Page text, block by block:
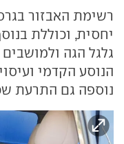
רשימת האבזור
יחסית, וכוללת
גלגל הגה
הנוסע הקדמי
נוספה גם התרעת